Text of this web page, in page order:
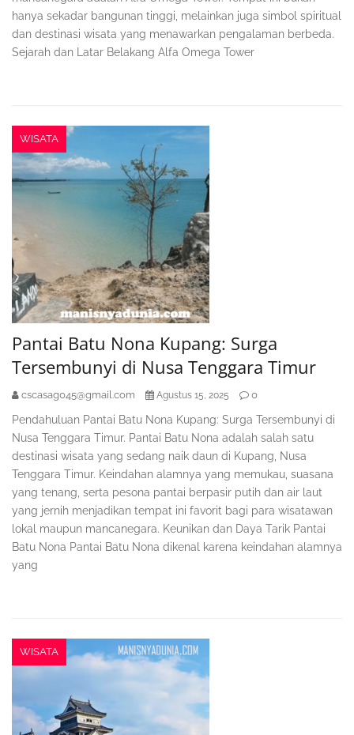
hanya sekadar bangunan tinggi, melainkan juga simbol spiritual
dan destinasi wisata yang menawarkan pengalaman berbeda.
Sejarah dan Latar Belakang Alfa Omega Tower
WISATA
Pantai Batu Nona Kupang: Surga
Tersembunyi di Nusa Tenggara Timur
cscasag045@gmail.com Agustus 15, 2025 0
Pendahuluan Pantai Batu Nona Kupang: Surga Tersembunyi di
Nusa Tenggara Timur. Pantai Batu Nona adalah salah satu
destinasi wisata yang sedang naik daun di Kupang, Nusa
Tenggara Timur. Keindahan alamnya yang memukau, suasana
yang tenang, serta pesona pantai berpasir putih dan air laut
yang jernih menjadikan tempat ini favorit bagi para wisatawan
lokal maupun mancanegara. Keunikan dan Daya Tarik Pantai
Batu Nona Pantai Batu Nona dikenal karena keindahan alamnya
yang
WISATA